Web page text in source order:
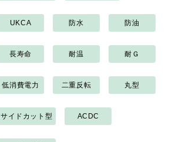
UKCA 防水 防油
長寿命 耐温 耐Ｇ
低消費電力 二重反転 丸型
サイドカット型 ACDC